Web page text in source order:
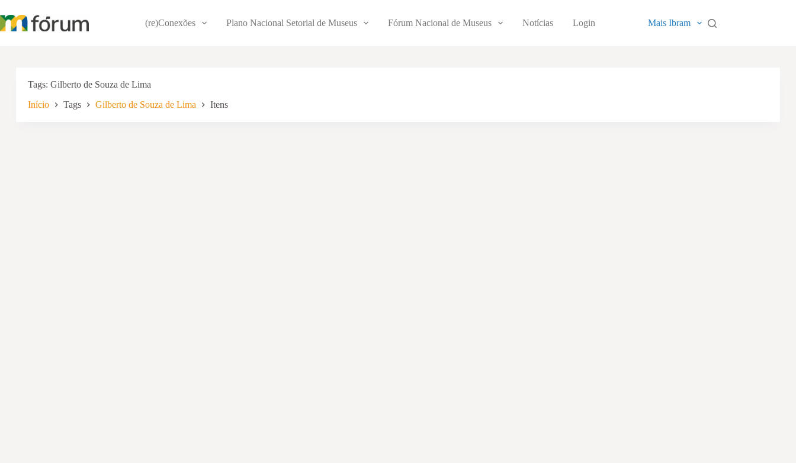
para
o
(re)Conexões Plano Nacional Setorial de Museus Fórum Nacional de Museus Notícias Login Mais Ibram
Tags Gilberto de Souza de Lima
Início Tags Gilberto de Souza de Lima Itens